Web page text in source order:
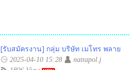
[รับสมัครงาน] กลุ่ม บริษัท เมโทร พลาย
2025-04-10 15:28
nattapol.j